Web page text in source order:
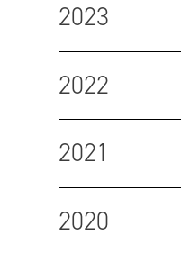
2023
2022
2021
2020